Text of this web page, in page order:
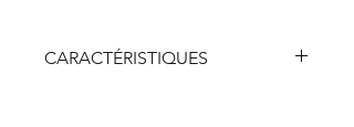
CARACTÉRISTIQUES